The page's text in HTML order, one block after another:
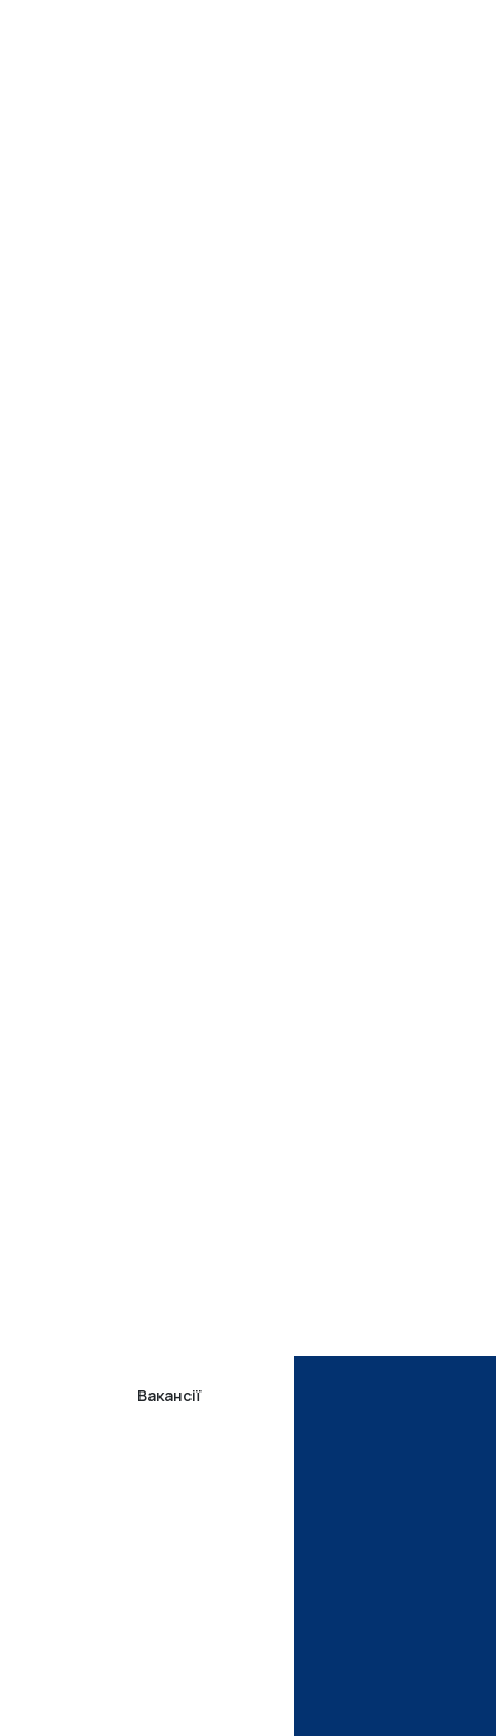
Вакансії